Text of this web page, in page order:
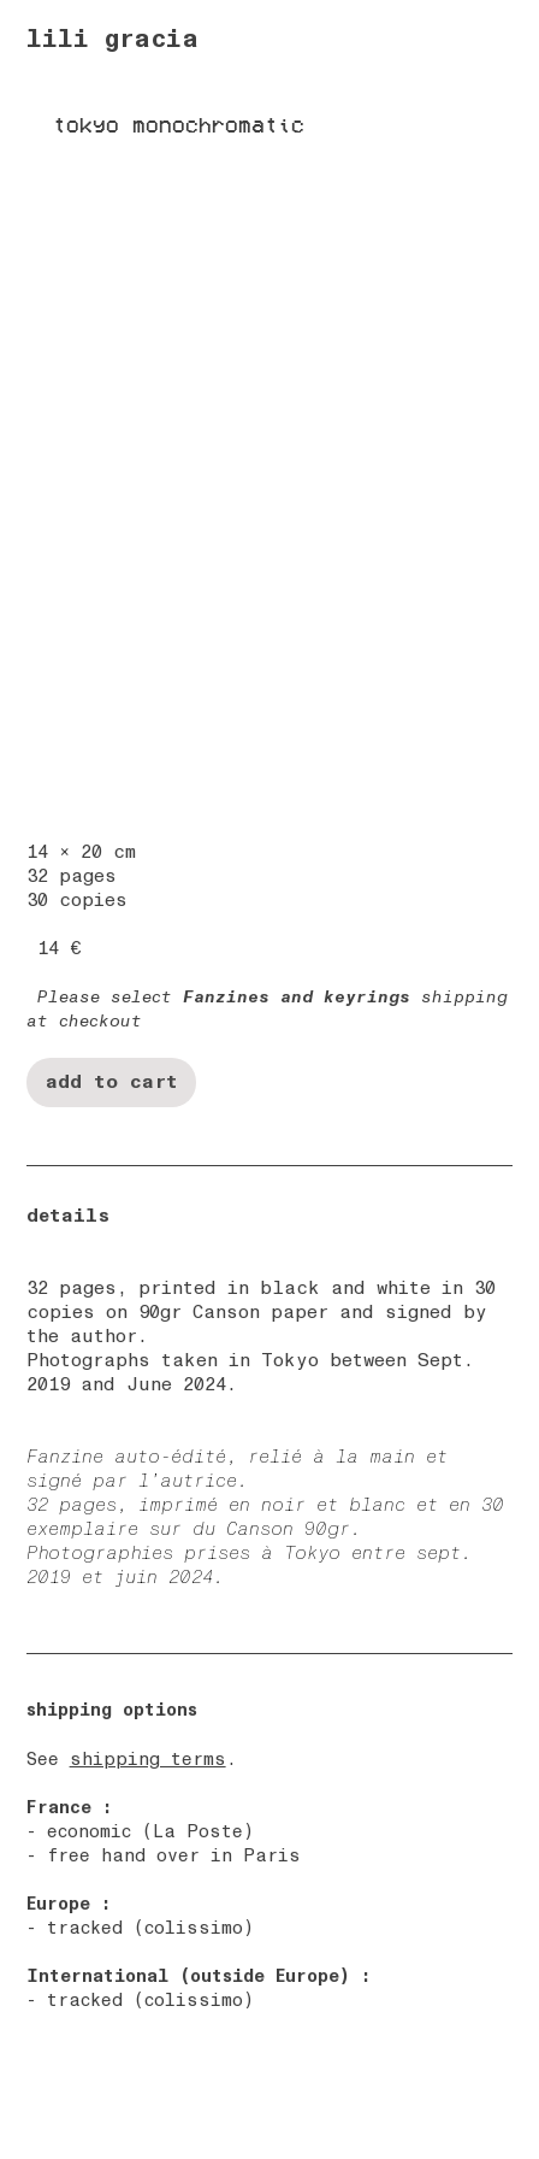
lili gracia
tokyo monochromatic
14 x 20 cm
32 pages
30 copies
14 €
Please select Fanzines and keyrings shipping
at checkout
details
32 pages, printed in black and white in 30
copies on 90gr Canson paper and signed by
the author.
Photographs taken in Tokyo between Sept.
2019 and June 2024.
Fanzine auto-édité, relié à la main et
signé par l’autrice.
32 pages, imprimé en noir et blanc et en 30
exemplaire sur du Canson 90gr.
Photographies prises à Tokyo entre sept.
2019 et juin 2024.
shipping options
See shipping terms .
France :
- economic (La Poste)
- free hand over in Paris
Europe :
- tracked (colissimo)
International (outside Europe) :
- tracked (colissimo)